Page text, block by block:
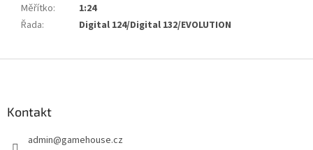
Měřítko:
1:24
Řada: Digital 124/Digital 132/EVOLUTION
Kontakt
admin@gamehouse.cz